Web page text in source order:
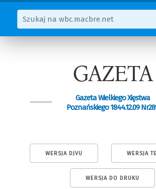
GAZETA
Gazeta Wielkiego Xięstwa
Poznańskiego 1844.12.09
WERSJA DJVU WERSJA
WERSJA DO DRUKU